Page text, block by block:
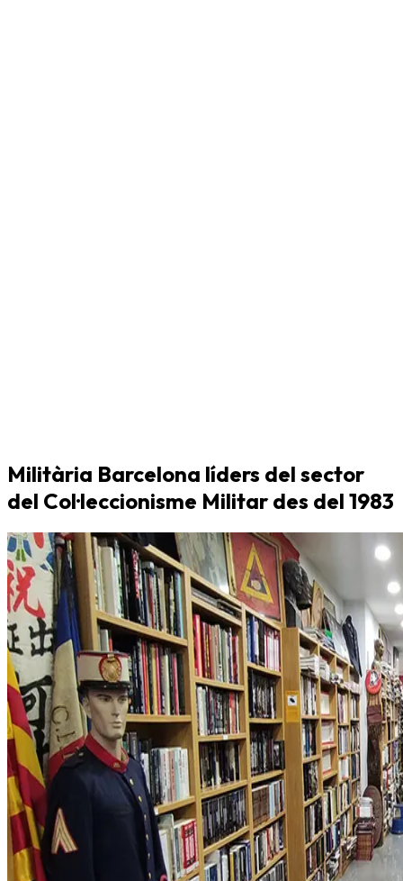
Militària Barcelona líders del sector
del Col·leccionisme Militar des del 1983